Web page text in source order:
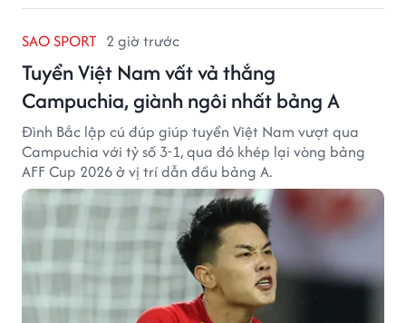
SAO SPORT 2 giờ trước
Tuyển Việt Nam vất vả thắng
Campuchia, giành ngôi nhất bảng A
Đình Bắc lập cú đúp giúp tuyển Việt Nam vượt qua
Campuchia với tỷ số 3-1, qua đó khép lại vòng bảng
AFF Cup 2026 ở vị trí dẫn đầu bảng A.